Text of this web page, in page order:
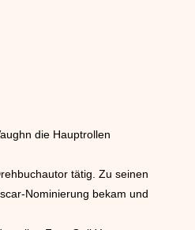
die Hauptrollen
tätig. Zu seinen
Nominierung bekam und